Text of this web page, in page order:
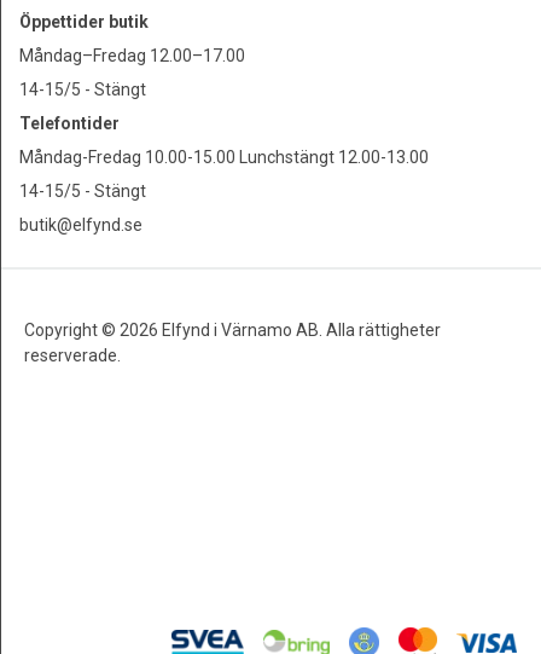
Öppettider butik
Måndag–Fredag 12.00–17.00
14-15/5 - Stängt
Telefontider
Måndag-Fredag 10.00-15.00 Lunchstängt 12.00-13.00
14-15/5 - Stängt
butik@elfynd.se
Copyright © 2026 Elfynd i Värnamo AB. Alla rättigheter
reserverade.